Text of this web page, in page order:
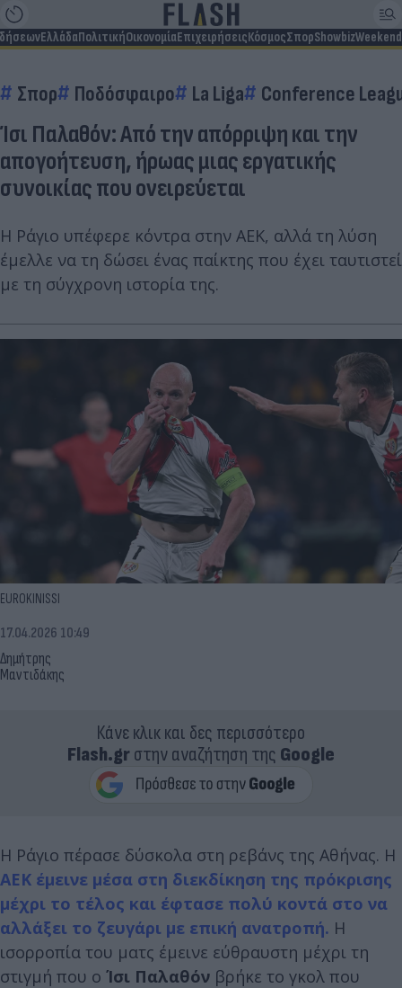
ΕλλάδαΠολιτικήΟικονομίαΕπιχειρήσειςΚόσμοςΣπορShowbizWeekend
Σπορ Ποδόσφαιρο La Liga Conference
Ίσι Παλαθόν: Από την απόρριψη και την
απογοήτευση, ήρωας μιας εργατικής
συνοικίας που ονειρεύεται
Η Ράγιο υπέφερε κόντρα στην ΑΕΚ, αλλά τη λύση
έμελλε να τη δώσει ένας παίκτης που έχει ταυτιστεί
με τη σύγχρονη ιστορία της.
EUROKINISSI
Δημήτρης
Μαντιδάκης
17.04.2026 10:49
Κάνε κλικ και δες περισσότερο
Flash.grστην αναζήτηση της Google
Η Ράγιο πέρασε δύσκολα στη ρεβάνς της Αθήνας. Η
ΑΕΚ έμεινε μέσα στη διεκδίκηση της πρόκρισης
μέχρι το τέλος και έφτασε πολύ κοντά στο να
αλλάξει το ζευγάρι με επική ανατροπή. Η
ισορροπία του ματς έμεινε εύθραυστη μέχρι τη
στιγμή που ο Ίσι Παλαθόν βρήκε το γκολ που